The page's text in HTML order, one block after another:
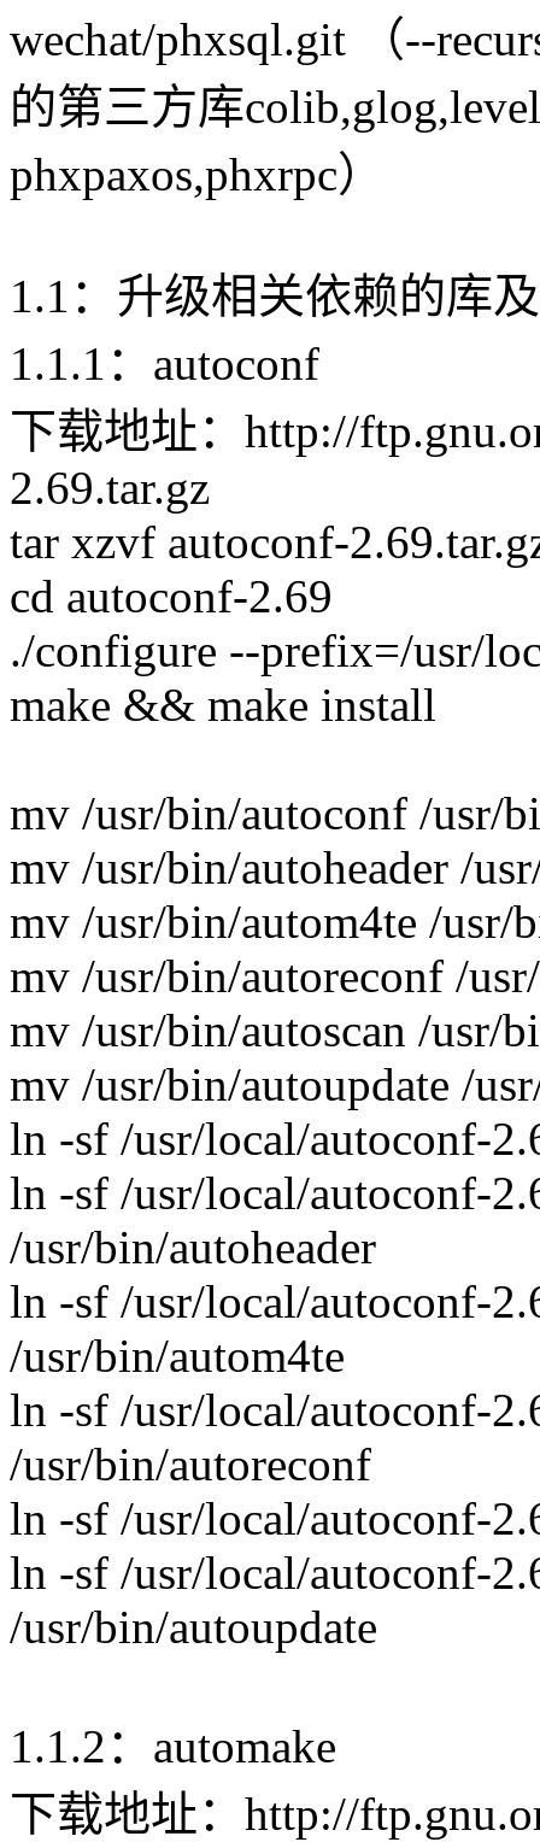
wechat/phxsql.git （--
的第三方库
phxpaxos,phxrpc）
1.1：升级相关依赖的库
1.1.1：autoconf
下载地址：http://
2.69.tar.gz
tar xzvf autoconf-
cd autoconf-2.69
./configure --prefix=/usr/
make && make install
mv /usr/bin/autoconf /usr/
mv /usr/bin/autoheader /
mv /usr/bin/autom4te /usr/
mv /usr/bin/autoreconf /
mv /usr/bin/autoscan /usr/
mv /usr/bin/autoupdate /
ln -sf /usr/local/autoconf-
ln -sf /usr/local/autoconf-
/usr/bin/autoheader
ln -sf /usr/local/autoconf-
/usr/bin/autom4te
ln -sf /usr/local/autoconf-
/usr/bin/autoreconf
ln -sf /usr/local/autoconf-
ln -sf /usr/local/autoconf-
/usr/bin/autoupdate
1.1.2：automake
下载地址：http://